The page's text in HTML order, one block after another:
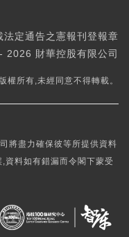
法定通告之憲報刊登報章
財華控股有限公司
權所有,未經同意不得轉載。
將盡力確保彼等所提供資料
資料如有錯漏而令閣下蒙受